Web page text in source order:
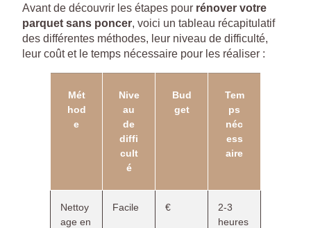
Avant de découvrir les étapes pour rénover votre
parquet sans poncer, voici un tableau récapitulatif
des différentes méthodes, leur niveau de difficulté,
leur coût et le temps nécessaire pour les réaliser :
Mét
hod
e
Nive
au
de
diffi
cult
é
Bud
get
Tem
ps
néc
ess
aire
Nettoy
age en
Facile €
2-3
heures